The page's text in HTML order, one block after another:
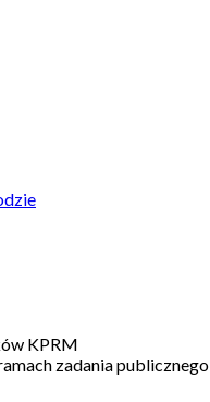
KPRM
zadania publicznego